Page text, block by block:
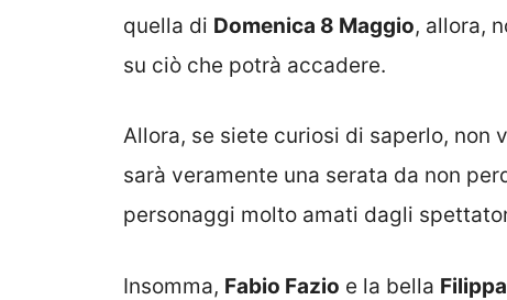
quella di Domenica 8 Maggio, allora,
su ciò che potrà accadere.
Allora, se siete curiosi di saperlo, non
sarà veramente una serata da non
personaggi molto amati dagli
Insomma, Fabio Fazio e la bella Filippa